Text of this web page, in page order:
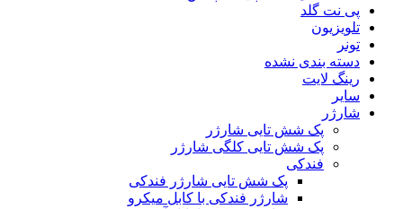
پی نت گلد
تلویزیون
تونر
دسته بندی نشده
رینگ لایت
سایر
شارژر
پک شش تایی شارژر
پک شش تایی کلگی شارژر
فندکی
پک شش تایی شارژر فندکی
شارژر فندکی با کابل میکرو